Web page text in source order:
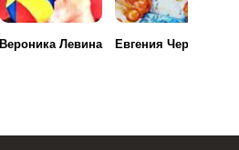
Вероника Левина Евгения Черепанова